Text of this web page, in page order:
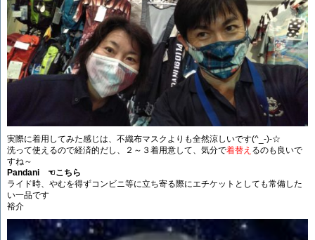
実際に着用してみた感じは、不織布マスクよりも全然涼しいです(^_-)-☆
洗って使えるので経済的だし、２～３着用意して、気分で着替え るのも良いで
すね～
Pandani ☜こちら
ライド時、やむを得ずコンビニ等に立ち寄る際にエチケットとしても常備した
い一品です
裕介